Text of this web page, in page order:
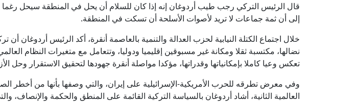
قال الرئيس التركي رجب طيب أردوغان إنه إذا كان للسلام أن يحل في المنطقة سيحل
إلى أن ثمة جماعات لا تريد لأصوات الأسلحة أن تسكت في المنطقة.
خلال اجتماع الكتلة النيابية لحزب العدالة والتنمية بالعاصمة أنقرة، أكد الرئيس أردوغان أن
نضالها، مكتسبة ثقلا ومكانة غير مسبوقين إقليميا ودوليا، وتتعامل مع متغيرات النظام
تعكس وعيا كاملا بإمكانياتها وقدراتها، مؤكدا مواصلة أنقرة جهودها لتحقيق الاستقرار وحل
وفي معرض تطرقه للحرب الأمريكية-الإسرائيلية على إيران، والتي وصفها بأنها من أخطر
العالمية الثانية، أشاد أردوغان بالسياسة التركية القائمة على المنطق والحكمة والإنصاف،